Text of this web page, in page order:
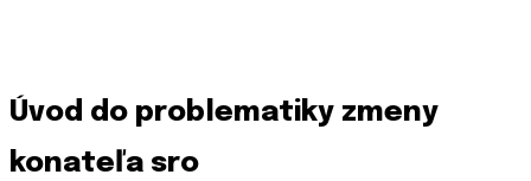
Úvod do problematiky zmeny
konateľa sro